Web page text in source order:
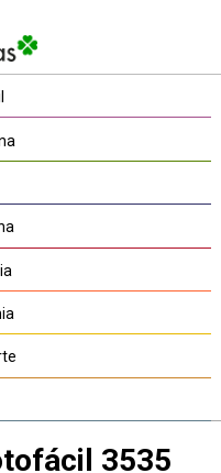
3535